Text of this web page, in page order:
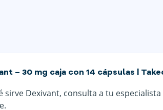
– 30 mg caja con 14 cápsulas |
sirve Dexivant, consulta a tu